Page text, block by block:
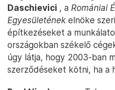
Daschievici , a Romániai
Egyesületénekelnöke
építkezéseket a
országokban székelő
úgy látja, hogy 2003-ban
szerződéseket kötni, ha a